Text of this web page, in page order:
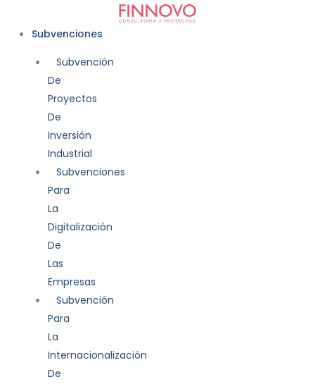
Subvenciones
Subvención
De
Proyectos
De
Inversión
Industrial
Subvenciones
Para
La
Digitalización
De
Las
Empresas
Subvención
Para
La
Internacionalización
De